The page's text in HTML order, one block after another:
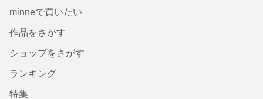
minneで買いたい
作品をさがす
ショップをさがす
ランキング
特集